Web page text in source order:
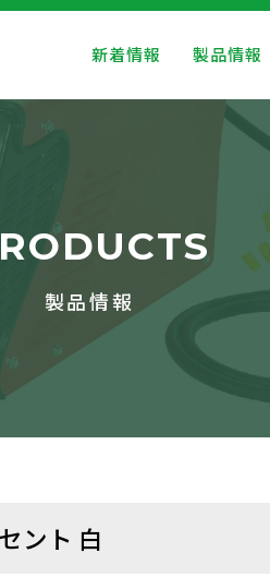
新着情報 製品情報
製品情報
ント 白